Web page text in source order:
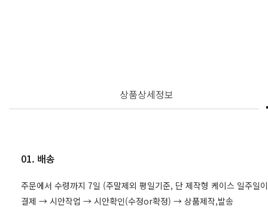
상품상세정보
01. 배송
주문에서 수령까지 7일 (주말제외 평일기준, 단 제작형 케이스 일주일
결제 → 시안작업 → 시안확인(수정or확정) → 상품제작,발송